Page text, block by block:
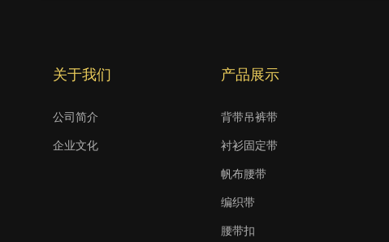
关于我们
公司简介
企业文化
产品展示
背带吊裤带
衬衫固定带
帆布腰带
编织带
腰带扣